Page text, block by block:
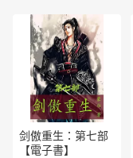
剑傲重生：第七部
【電子書】